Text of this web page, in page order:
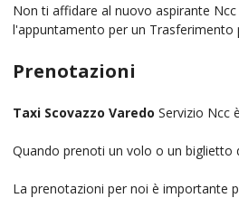
Non ti affidare al nuovo aspirante
l'appuntamento per un Trasferimento
Prenotazioni
Taxi Scovazzo Varedo Servizio Ncc
Quando prenoti un volo o un
La prenotazioni per noi è importante